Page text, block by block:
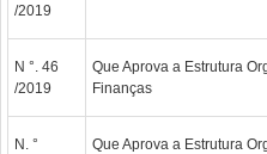
/2019
N °. 46
/2019
Que Aprova a Estrutura
Finanças
N. °
Que Aprova a Estrutura